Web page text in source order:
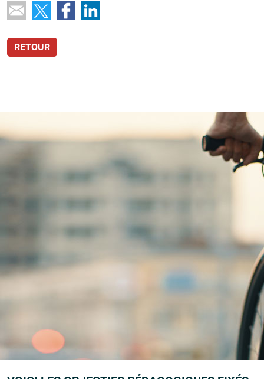
RETOUR
L'atelier prévention par le théâtre
d'improvisation
CMMA Assurance sensibilise le jeune public à
la Sécurité Routière
en participant chaque
année aux forums de prévention organisés
dans les collèges et lycées.
établissements scolaires, CMMA Assurance répond